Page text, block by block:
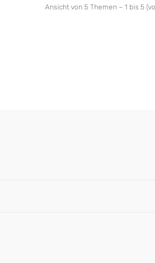
Ansicht von 5 Themen – 1 bis 5